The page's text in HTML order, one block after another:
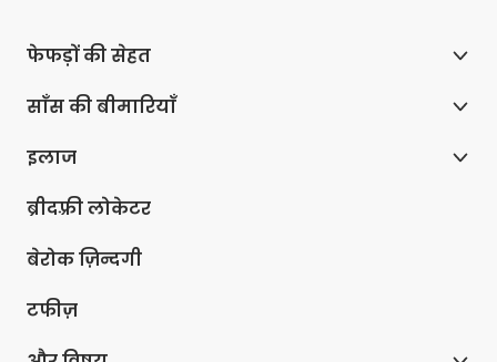
फेफड़ों की सेहत
साँस की बीमारियाँ
इलाज
ब्रीदफ़्री लोकेटर
बेरोक ज़िन्दगी
टफीज़